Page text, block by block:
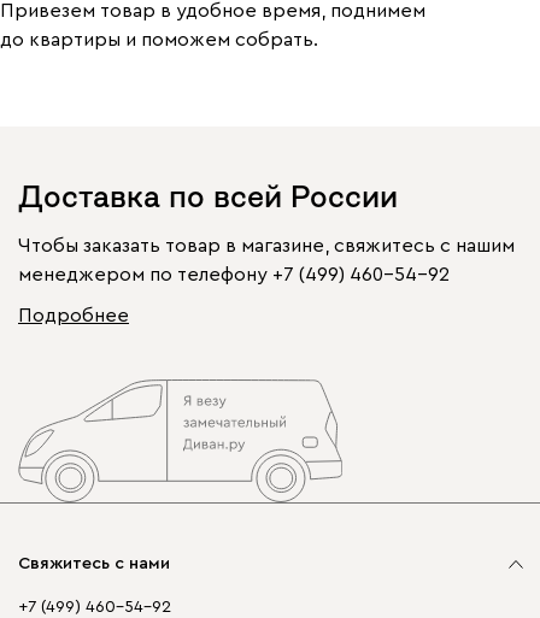
Привезем товар в удобное время, поднимем
до квартиры и поможем собрать.
Доставка по всей России
Чтобы заказать товар в магазине, свяжитесь с нашим
менеджером по телефону +7 (499) 460-54-92
Подробнее
Свяжитесь с нами
+7 (499) 460-54-92